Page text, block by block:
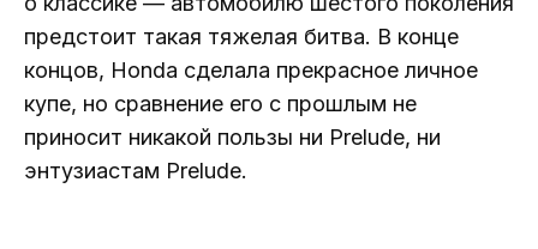
предстоит такая тяжелая битва. В конце
концов, Honda сделала прекрасное личное
купе, но сравнение его с прошлым не
приносит никакой пользы ни Prelude, ни
энтузиастам Prelude.